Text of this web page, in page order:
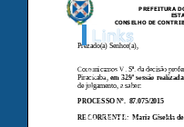
Links
Sindicato dos
Contabilistas
Prefeitura de